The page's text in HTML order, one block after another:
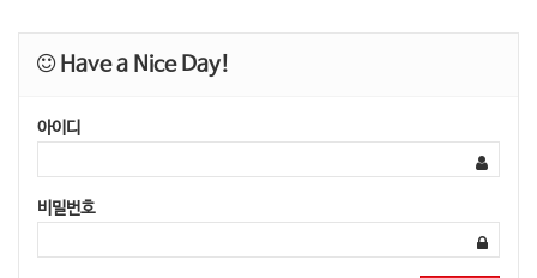
Have a Nice Day!
아이디
비밀번호